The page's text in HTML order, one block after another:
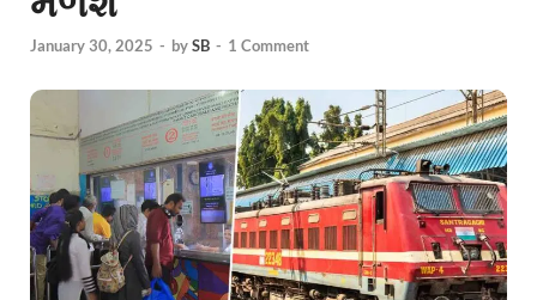
January 30, 2025 - bySB - 1 Comment